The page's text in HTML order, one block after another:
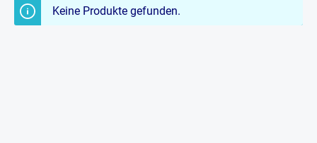
Keine Produkte gefunden.